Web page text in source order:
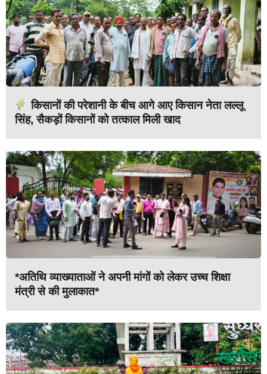
किसानों की परेशानी के बीच आगे आए किसान नेता लल्लू
सिंह, सैकड़ों किसानों को तत्काल मिली खाद
*अतिथि व्याख्याताओं ने अपनी मांगों को लेकर उच्च शिक्षा
मंत्री से की मुलाकात*